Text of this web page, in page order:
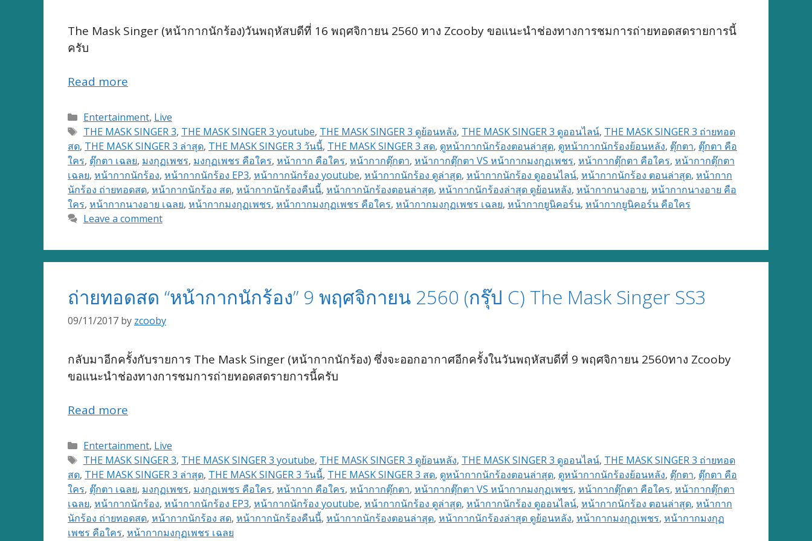
The Mask Singer (หน้ากากนักร้อง)วันพฤหัสบดีที่ 16 พฤศจิกายน 2560 ทาง Zcooby ขอแนะนำช่องทางการชมการถ่ายทอดสดรายการนี้
ครับ
Read more
Categories
Entertainment, Live
Tags
THE MASK SINGER 3, THE MASK SINGER 3 youtube, THE MASK SINGER 3 ดูย้อนหลัง, THE MASK SINGER 3 ดูออนไลน์, THE MASK SINGER 3 ถ่ายทอด
สด, THE MASK SINGER 3 ล่าสุด, THE MASK SINGER 3 วันนี้, THE MASK SINGER 3 สด, ดูหน้ากากนักร้องตอนล่าสุด, ดูหน้ากากนักร้องย้อนหลัง, ตุ๊กตา, ตุ๊กตา คือ
ใคร, ตุ๊กตา เฉลย, มงกุฏเพชร, มงกุฏเพชร คือใคร, หน้ากาก คือใคร, หน้ากากตุ๊กตา, หน้ากากตุ๊กตา VS หน้ากากมงกุฏเพชร, หน้ากากตุ๊กตา คือใคร, หน้ากากตุ๊กตา
เฉลย, หน้ากากนักร้อง, หน้ากากนักร้อง EP3, หน้ากากนักร้อง youtube, หน้ากากนักร้อง ดูล่าสุด, หน้ากากนักร้อง ดูออนไลน์, หน้ากากนักร้อง ตอนล่าสุด, หน้ากาก
นักร้อง ถ่ายทอดสด, หน้ากากนักร้อง สด, หน้ากากนักร้องคืนนี้, หน้ากากนักร้องตอนล่าสุด, หน้ากากนักร้องล่าสุด ดูย้อนหลัง, หน้ากากนางอาย, หน้ากากนางอาย คือ
ใคร, หน้ากากนางอาย เฉลย, หน้ากากมงกุฏเพชร, หน้ากากมงกุฏเพชร คือใคร, หน้ากากมงกุฏเพชร เฉลย, หน้ากากยูนิคอร์น, หน้ากากยูนิคอร์น คือใคร
Leave a comment
ถ่ายทอดสด “หน้ากากนักร้อง” 9 พฤศจิกายน 2560 (กรุ๊ป C) The Mask Singer SS3
09/11/2017 by zcooby
กลับมาอีกครั้งกับรายการ The Mask Singer (หน้ากากนักร้อง) ซึ่งจะออกอากาศอีกครั้งในวันพฤหัสบดีที่ 9 พฤศจิกายน 2560ทาง Zcooby
ขอแนะนำช่องทางการชมการถ่ายทอดสดรายการนี้ครับ
Read more
Categories
Entertainment, Live
Tags
THE MASK SINGER 3, THE MASK SINGER 3 youtube, THE MASK SINGER 3 ดูย้อนหลัง, THE MASK SINGER 3 ดูออนไลน์, THE MASK SINGER 3 ถ่ายทอด
สด, THE MASK SINGER 3 ล่าสุด, THE MASK SINGER 3 วันนี้, THE MASK SINGER 3 สด, ดูหน้ากากนักร้องตอนล่าสุด, ดูหน้ากากนักร้องย้อนหลัง, ตุ๊กตา, ตุ๊กตา คือ
ใคร, ตุ๊กตา เฉลย, มงกุฏเพชร, มงกุฏเพชร คือใคร, หน้ากาก คือใคร, หน้ากากตุ๊กตา, หน้ากากตุ๊กตา VS หน้ากากมงกุฏเพชร, หน้ากากตุ๊กตา คือใคร, หน้ากากตุ๊กตา
เฉลย, หน้ากากนักร้อง, หน้ากากนักร้อง EP3, หน้ากากนักร้อง youtube, หน้ากากนักร้อง ดูล่าสุด, หน้ากากนักร้อง ดูออนไลน์, หน้ากากนักร้อง ตอนล่าสุด, หน้ากาก
นักร้อง ถ่ายทอดสด, หน้ากากนักร้อง สด, หน้ากากนักร้องคืนนี้, หน้ากากนักร้องตอนล่าสุด, หน้ากากนักร้องล่าสุด ดูย้อนหลัง, หน้ากากมงกุฏเพชร, หน้ากากมงกุฏ
เพชร คือใคร, หน้ากากมงกุฏเพชร เฉลย